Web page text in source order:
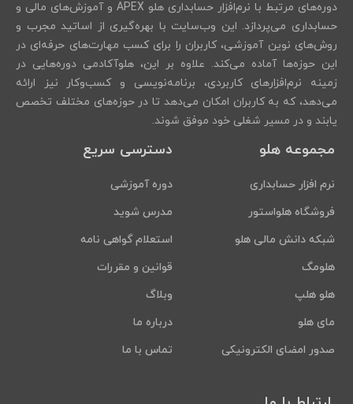
دوره‌های مرتبط با نرم‌افزار حسابداری هلو APEX و آموزش‌های مالی و
حسابداری می‌پردازد. این وب‌سایت با بهره‌گیری از اساتید مجرب و
روش‌های نوین آموزشی، کاربران را برای کسب مهارت‌های حرفه‌ای در
این حوزه‌ها آماده می‌کند. علاوه بر این، هلوآکادمی دوره‌هایی در
زمینه نرم‌افزارهای کاربردی، برنامه‌نویسی و کسب‌وکار نیز ارائه
می‌دهد، که به کاربران امکان می‌دهد تا در حوزه‌های مختلف تخصص
یابند و در مسیر شغلی خود موفق شوند.
مجموعه هلو
نرم افزار حسابداری
فروشگاه هلواستور
شبکه دانش مالی هلو
هلومگ
هلو هلپ
مای هلو
صدور امضای الکترونیکی
دسترسی سریع
دوره آموزشی
مدرس شوید
استعلام گواهی نامه
قوانین و مقررات
وبلاگ
درباره ما
تماس با ما